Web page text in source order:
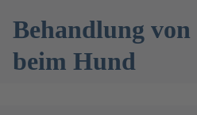
Behandlung
beim Hund